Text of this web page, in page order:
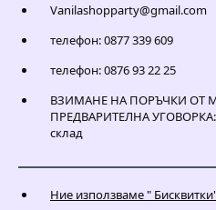
Vanilashopparty@gmail.com
телефон: 0877 339 609
телефон: 0876 93 22 25
ВЗИМАНЕ НА ПОРЪЧКИ ОТ
ПРЕДВАРИТЕЛНА УГОВОРКА:
склад
Ние използваме "